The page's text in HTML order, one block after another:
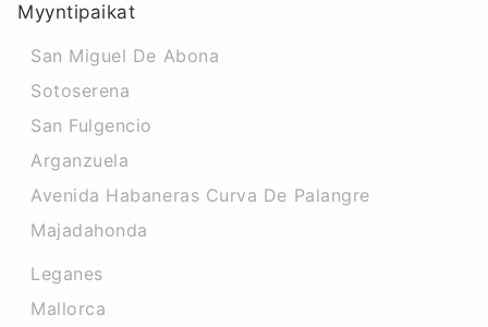
Myyntipaikat
San Miguel De Abona
Sotoserena
San Fulgencio
Arganzuela
Avenida Habaneras Curva De Palangre
Majadahonda
Leganes
Mallorca